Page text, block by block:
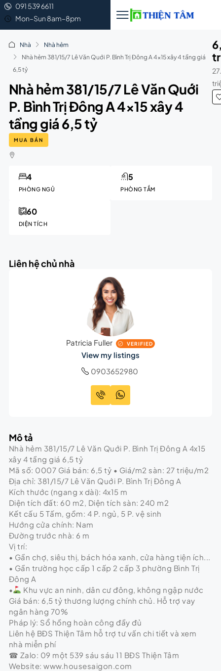
091 539 6611
Mon–Sun 8am–8pm
Nhà
Nhà hẻm
Nhà hẻm 381/15/7 Lê Văn Quới P. Bình Trị Đông A 4×15 xây 4 tầng giá
6,5 tỷ
Nhà hẻm 381/15/7 Lê Văn Quới
P. Bình Trị Đông A 4×15 xây 4
tầng giá 6,5 tỷ
MUA BÁN
PHÒNG NGỦ
4
PHÒNG TẮM
5
DIỆN TÍCH
60
Liên hệ chủ nhà
Patricia Fuller VERIFIED
View my listings
0903652980
Mô tả
Nhà hẻm 381/15/7 Lê Văn Quới P. Bình Trị Đông A 4x15
xây 4 tầng giá 6,5 tỷ
Mã số: 0007 Giá bán: 6,5 tỷ • Giá/m2 sàn: 27 triệu/m2
Địa chỉ: 381/15/7 Lê Văn Quới P. Bình Trị Đông A
Kích thước (ngang x dài): 4x15 m
Diện tích đất: 60 m2, Diện tích sàn: 240 m2
Kết cấu 5 Tấm, gồm: 4 P. ngủ, 5 P. vệ sinh
Hướng cửa chính: Nam
Đường trước nhà: 6 m
Vị trí:
• Gần chợ, siêu thị, bách hóa xanh, cửa hàng tiện ích...
• Gần trường học cấp 1 cấp 2 cấp 3 phường Bình Trị
Đông A
•
Khu vực an ninh, dân cư đông, không ngập nước
Giá bán: 6,5 tỷ thương lượng chính chủ. Hỗ trợ vay
ngân hàng 70%
Pháp lý: Sổ hồng hoàn công đầy đủ
Liên hệ BĐS Thiện Tâm hỗ trợ tư vấn chi tiết và xem
nhà miễn phí
☎ Zalo: 09 một 539 sáu sáu 11 BĐS Thiện Tâm
Website: www.housesaigon.com